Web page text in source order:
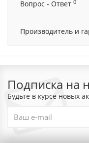
Вопрос - Ответ 0
Производитель и
Подписка на
Будьте в курсе новых